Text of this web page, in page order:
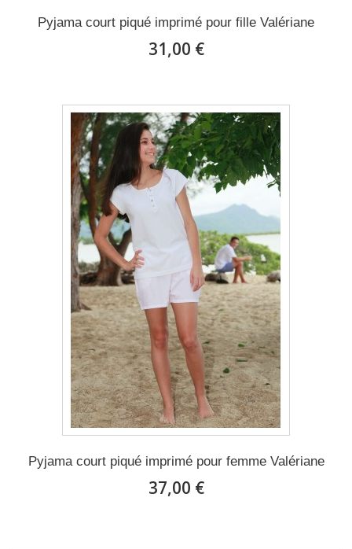
Pyjama court piqué imprimé pour fille Valériane
31,00 €
Pyjama court piqué imprimé pour femme Valériane
37,00 €